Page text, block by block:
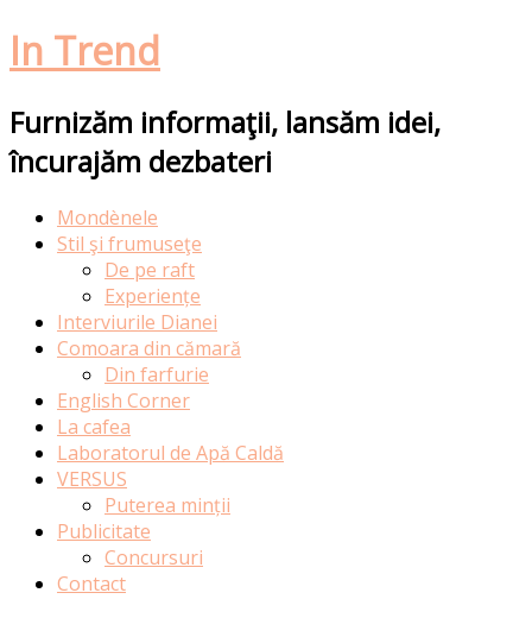
In Trend
Furnizăm informaţii, lansăm idei,
încurajăm dezbateri
Skip Mondènele
Stil şi frumuseţe
De pe raft
Experiențe
Interviurile Dianei
Comoara din cămară
Din farfurie
English Corner
La cafea
Laboratorul de Apă Caldă
VERSUS
Puterea minții
Publicitate
Concursuri
Contact